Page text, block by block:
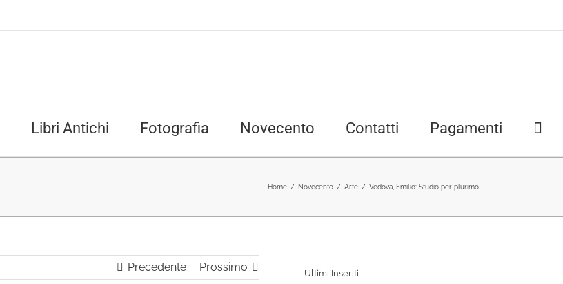
Libri Antichi Fotografia Novecento Contatti Pagamenti
Home / Novecento / Arte / Vedova, Emilio: Studio per plurimo
Precedente Prossimo Ultimi Inseriti